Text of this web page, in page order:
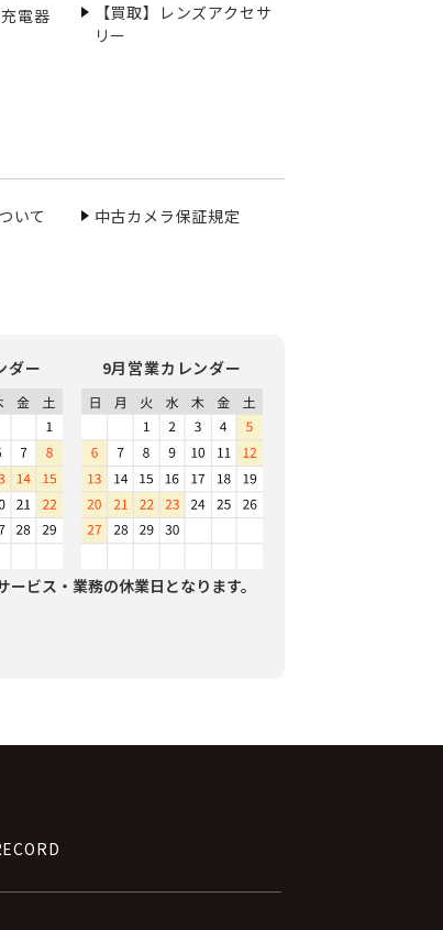
電器
【買取】レンズアクセサ
リー
いて 中古カメラ保証規定
ダー 9月営業カレンダー
ービス・業務の休業日となります。